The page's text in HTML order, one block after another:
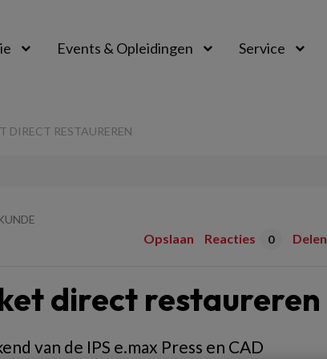
Events & Opleidingen Service
DIRECT RESTAUREREN
Opslaan Reacties 0 Delen
direct restaureren
van de IPS e.max Press en CAD